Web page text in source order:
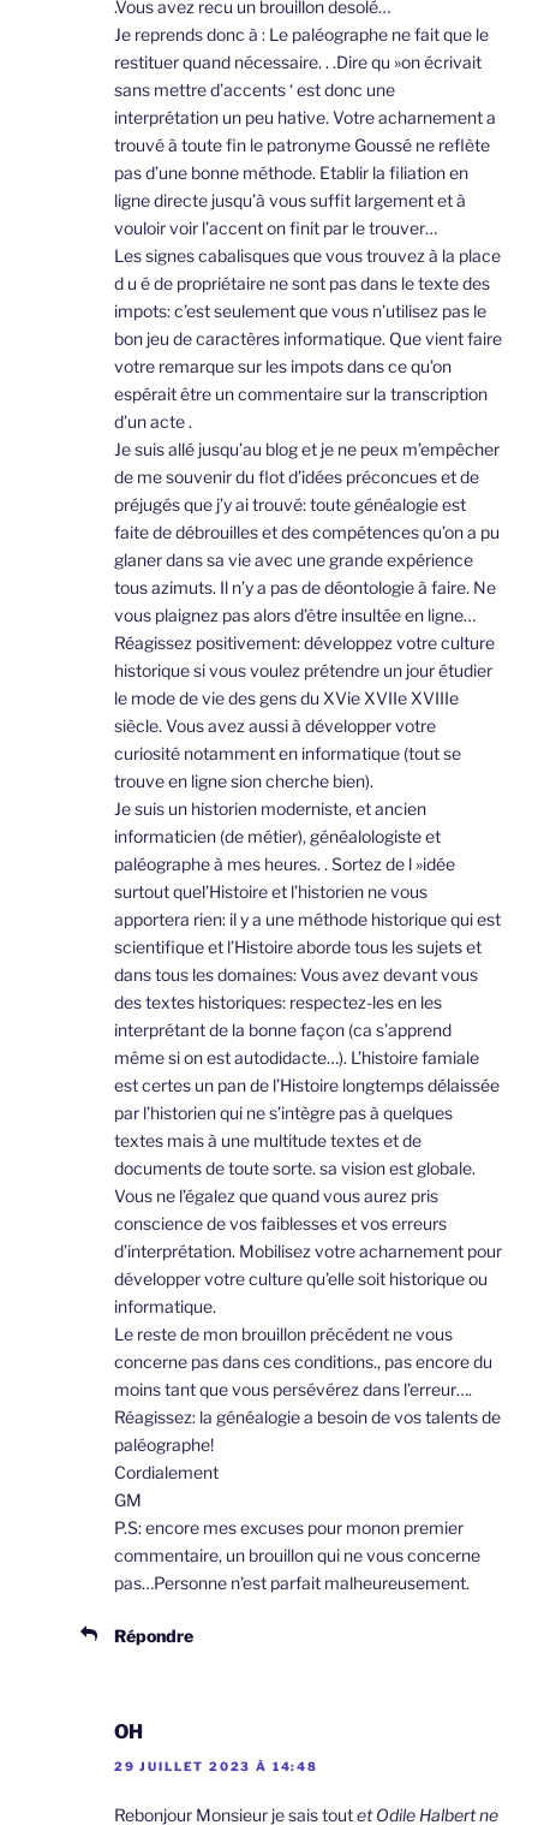
.Vous avez recu un brouillon desolé…
Je reprends donc à : Le paléographe ne fait que le
restituer quand nécessaire. . .Dire qu »on écrivait
sans mettre d’accents ‘ est donc une
interprétation un peu hative. Votre acharnement a
trouvé à toute fin le patronyme Goussé ne reflète
pas d’une bonne méthode. Etablir la filiation en
ligne directe jusqu’à vous suffit largement et à
vouloir voir l’accent on finit par le trouver…
Les signes cabalisques que vous trouvez à la place
d u é de propriétaire ne sont pas dans le texte des
impots: c’est seulement que vous n’utilisez pas le
bon jeu de caractères informatique. Que vient faire
votre remarque sur les impots dans ce qu’on
espérait être un commentaire sur la transcription
d’un acte .
Je suis allé jusqu’au blog et je ne peux m’empêcher
de me souvenir du flot d’idées préconcues et de
préjugés que j’y ai trouvé: toute généalogie est
faite de débrouilles et des compétences qu’on a pu
glaner dans sa vie avec une grande expérience
tous azimuts. Il n’y a pas de déontologie à faire. Ne
vous plaignez pas alors d’être insultée en ligne…
Réagissez positivement: développez votre culture
historique si vous voulez prétendre un jour étudier
le mode de vie des gens du XVie XVIIe XVIIIe
siècle. Vous avez aussi à développer votre
curiosité notamment en informatique (tout se
trouve en ligne sion cherche bien).
Je suis un historien moderniste, et ancien
informaticien (de métier), généalologiste et
paléographe à mes heures. . Sortez de l »idée
surtout quel’Histoire et l’historien ne vous
apportera rien: il y a une méthode historique qui est
scientifique et l’Histoire aborde tous les sujets et
dans tous les domaines: Vous avez devant vous
des textes historiques: respectez-les en les
interprétant de la bonne façon (ca s’apprend
même si on est autodidacte…). L’histoire famiale
est certes un pan de l’Histoire longtemps délaissée
par l’historien qui ne s’intègre pas à quelques
textes mais à une multitude textes et de
documents de toute sorte. sa vision est globale.
Vous ne l’égalez que quand vous aurez pris
conscience de vos faiblesses et vos erreurs
d’interprétation. Mobilisez votre acharnement pour
développer votre culture qu’elle soit historique ou
informatique.
Le reste de mon brouillon précédent ne vous
concerne pas dans ces conditions., pas encore du
moins tant que vous persévérez dans l’erreur….
Réagissez: la généalogie a besoin de vos talents de
paléographe!
Cordialement
GM
P.S: encore mes excuses pour monon premier
commentaire, un brouillon qui ne vous concerne
pas…Personne n’est parfait malheureusement.
Répondre
OH
29 JUILLET 2023 À 14:48
Rebonjour Monsieur je sais toutet Odile Halbert ne